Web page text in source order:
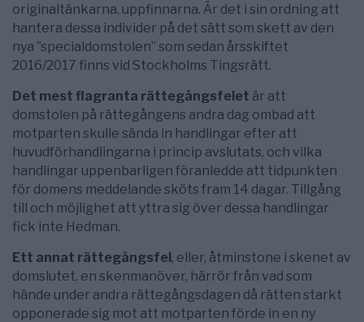
originaltänkarna, uppfinnarna. Är det i sin ordning att
hantera dessa individer på det sätt som skett av den
nya ”specialdomstolen” som sedan årsskiftet
2016/2017 finns vid Stockholms Tingsrätt.
Det mest flagranta rättegångsfelet är att
domstolen på rättegångens andra dag ombad att
motparten skulle sända in handlingar efter att
huvudförhandlingarna i princip avslutats, och vilka
handlingar uppenbarligen föranledde att tidpunkten
för domens meddelande sköts fram 14 dagar. Tillgång
till och möjlighet att yttra sig över dessa handlingar
fick inte Hedman.
Ett annat rättegångsfel , eller, åtminstone i skenet av
domslutet, en skenmanöver, härrör från vad som
hände under andra rättegångsdagen då rätten starkt
opponerade sig mot att motparten förde in en ny